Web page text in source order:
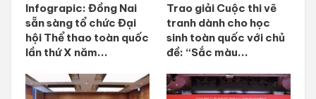
Infograpic: Đồng Nai
sẵn sàng tổ chức Đại
hội Thể thao toàn quốc
lần thứ X năm...
Trao giải Cuộc thi vẽ
tranh dành cho học
sinh toàn quốc với chủ
đề: “Sắc màu...